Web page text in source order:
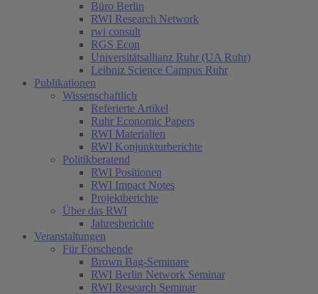
Büro Berlin
RWI Research Network
rwi consult
RGS Econ
Universitätsallianz Ruhr (UA Ruhr)
Leibniz Science Campus Ruhr
Publikationen
Wissenschaftlich
Referierte Artikel
Ruhr Economic Papers
RWI Materialien
RWI Konjunkturberichte
Politikberatend
RWI Positionen
RWI Impact Notes
Projektberichte
Über das RWI
Jahresberichte
Veranstaltungen
Für Forschende
Brown Bag-Seminare
RWI Berlin Network Seminar
RWI Research Seminar